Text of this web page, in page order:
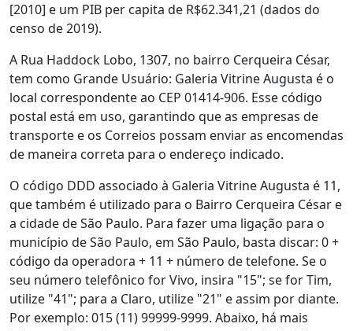
[2010] e um PIB per capita de R$62.341,21 (dados do
censo de 2019).
A Rua Haddock Lobo, 1307, no bairro Cerqueira César,
tem como Grande Usuário: Galeria Vitrine Augusta é o
local correspondente ao CEP 01414-906. Esse código
postal está em uso, garantindo que as empresas de
transporte e os Correios possam enviar as encomendas
de maneira correta para o endereço indicado.
O código DDD associado à Galeria Vitrine Augusta é 11,
que também é utilizado para o Bairro Cerqueira César e
a cidade de São Paulo. Para fazer uma ligação para o
município de São Paulo, em São Paulo, basta discar: 0 +
código da operadora + 11 + número de telefone. Se o
seu número telefônico for Vivo, insira "15"; se for Tim,
utilize "41"; para a Claro, utilize "21" e assim por diante.
Por exemplo: 015 (11) 99999-9999. Abaixo, há mais